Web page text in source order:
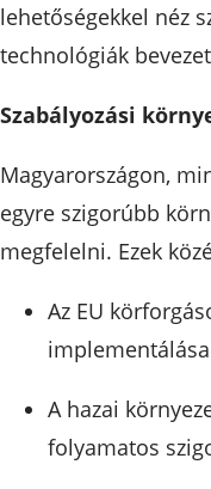
lehetőségekkel néz
technológiák
Szabályozási
Magyarországon,
egyre szigorúbb
megfelelni. Ezek
Az EU
implementálása
A hazai
folyamatos